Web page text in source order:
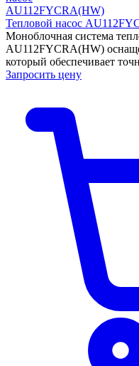
Тепловой насос
Моноблочная система
AU112FYCRA(HW)
который обеспечивает
Запросить цену